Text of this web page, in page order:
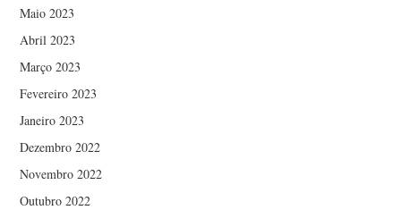
Maio 2023
Abril 2023
Março 2023
Fevereiro 2023
Janeiro 2023
Dezembro 2022
Novembro 2022
Outubro 2022